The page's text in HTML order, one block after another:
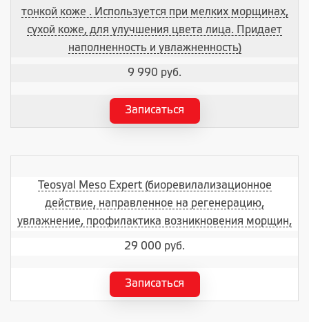
тонкой коже . Используется при мелких морщинах,
сухой коже, для улучшения цвета лица. Придает
наполненность и увлажненность)
9 990 руб.
Записаться
Teosyal Meso Expert (биоревилализационное
действие, направленное на регенерацию,
увлажнение, профилактика возникновения морщин,
29 000 руб.
Записаться